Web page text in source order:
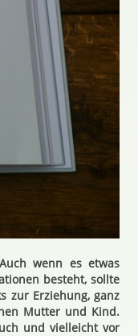
wenn es etwas
besteht, sollte
zur Erziehung, ganz
Mutter und Kind.
und vielleicht vor